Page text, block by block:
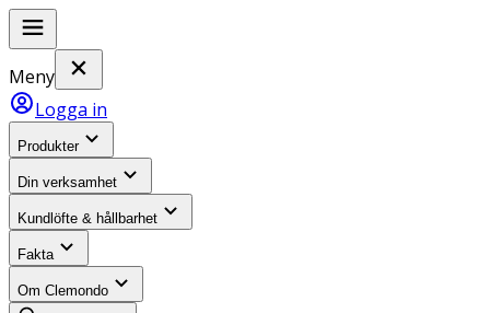
Meny
Logga in
Produkter
Din verksamhet
Kundlöfte & hållbarhet
Fakta
Om Clemondo